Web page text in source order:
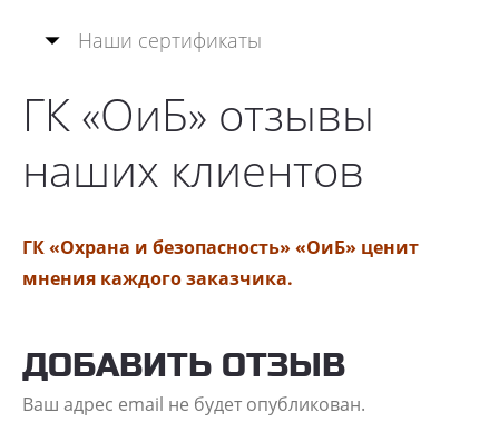
Наши сертификаты
ГК «ОиБ» отзывы
наших клиентов
ГК «Охрана и безопасность» «ОиБ» ценит
мнения каждого заказчика.
ДОБАВИТЬ ОТЗЫВ
Ваш адрес email не будет опубликован.